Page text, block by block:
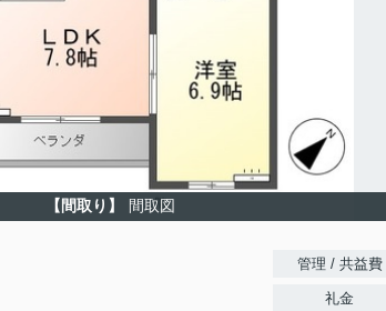
【間取り】 間取図
管理 / 共益費
礼金